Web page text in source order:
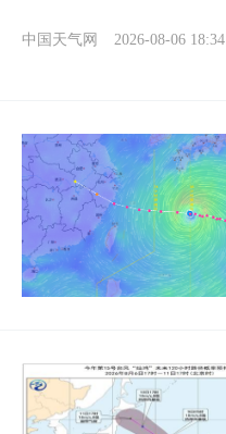
中国天气网 2026-08-06 18:34